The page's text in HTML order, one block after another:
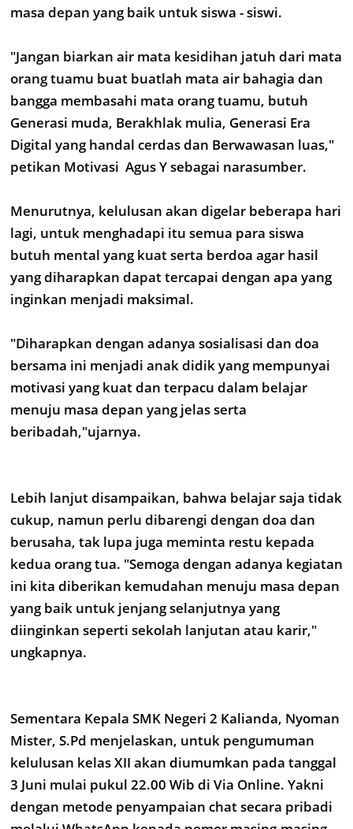
masa depan yang baik untuk siswa - siswi.
"Jangan biarkan air mata kesidihan jatuh dari mata
orang tuamu buat buatlah mata air bahagia dan
bangga membasahi mata orang tuamu, butuh
Generasi muda, Berakhlak mulia, Generasi Era
Digital yang handal cerdas dan Berwawasan luas,"
petikan Motivasi Agus Y sebagai narasumber.
Menurutnya, kelulusan akan digelar beberapa hari
lagi, untuk menghadapi itu semua para siswa
butuh mental yang kuat serta berdoa agar hasil
yang diharapkan dapat tercapai dengan apa yang
inginkan menjadi maksimal.
"Diharapkan dengan adanya sosialisasi dan doa
bersama ini menjadi anak didik yang mempunyai
motivasi yang kuat dan terpacu dalam belajar
menuju masa depan yang jelas serta
beribadah,"ujarnya.
Lebih lanjut disampaikan, bahwa belajar saja tidak
cukup, namun perlu dibarengi dengan doa dan
berusaha, tak lupa juga meminta restu kepada
kedua orang tua. "Semoga dengan adanya kegiatan
ini kita diberikan kemudahan menuju masa depan
yang baik untuk jenjang selanjutnya yang
diinginkan seperti sekolah lanjutan atau karir,"
ungkapnya.
Sementara Kepala SMK Negeri 2 Kalianda, Nyoman
Mister, S.Pd menjelaskan, untuk pengumuman
kelulusan kelas XII akan diumumkan pada tanggal
3 Juni mulai pukul 22.00 Wib di Via Online. Yakni
dengan metode penyampaian chat secara pribadi